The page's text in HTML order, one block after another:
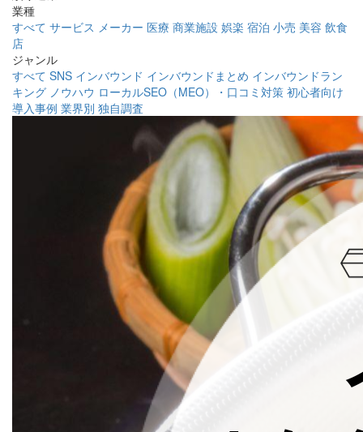
業種
すべて サービス メーカー 医療 商業施設 娯楽 宿泊 小売 美容 飲食
店
ジャンル
すべて SNS インバウンド インバウンドまとめ インバウンドラン
キング ノウハウ ローカルSEO（MEO）・口コミ対策 初心者向け
導入事例 業界別 独自調査